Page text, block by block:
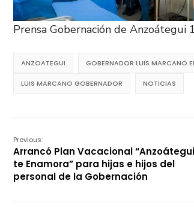
Prensa Gobernación de Anzoátegui
ANZOATEGUI GOBERNADOR LUIS MARCANO
LUIS MARCANO GOBERNADOR NOTICIAS
Previous:
Arrancó Plan Vacacional “Anzoátegui
te Enamora” para hijas e hijos del
personal de la Gobernación